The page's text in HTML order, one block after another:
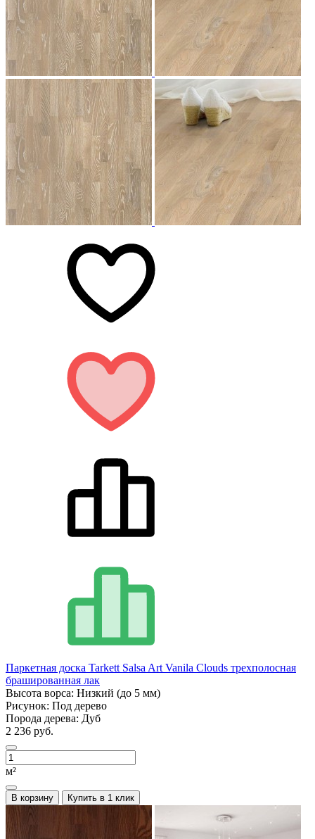
Паркетная доска Tarkett Salsa Art Vanila Clouds трехполосная
брашированная лак
Высота ворса: Низкий (до 5 мм)
Рисунок: Под дерево
Порода дерева: Дуб
2 236 руб.
м²
В корзину Купить в 1 клик